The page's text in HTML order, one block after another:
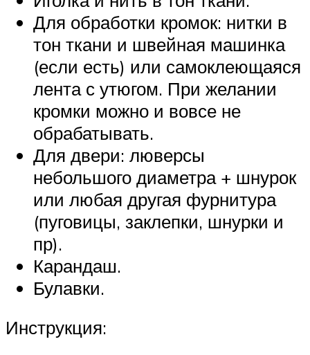
Для обработки кромок: нитки в
тон ткани и швейная машинка
(если есть) или самоклеющаяся
лента с утюгом. При желании
кромки можно и вовсе не
обрабатывать.
Для двери: люверсы
небольшого диаметра + шнурок
или любая другая фурнитура
(пуговицы, заклепки, шнурки и
пр).
Карандаш.
Булавки.
Инструкция: